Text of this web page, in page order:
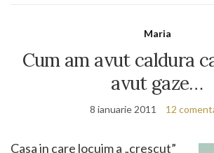
Maria
Cum am avut caldura
avut gaze…
8 ianuarie 2011 12
Casa in care locuim a „crescut”